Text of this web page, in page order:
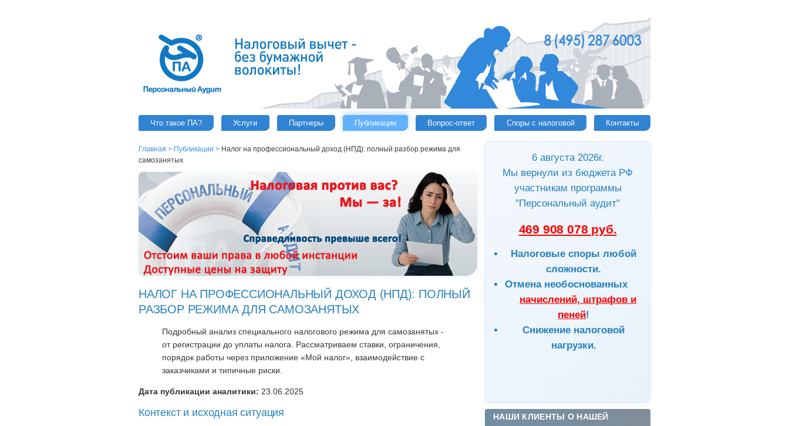
Что такое ПА? Услуги Партнеры Публикации Вопрос-ответ Споры с налоговой Контакты
6 августа 2026г.
Мы вернули из бюджета РФ
участникам программы
"Персональный аудит"
469 908 078 руб.
Налоговые споры любой
сложности.
Отмена необоснованных
начислений, штрафов и
пеней!
Снижение налоговой
нагрузки.
НАШИ КЛИЕНТЫ О НАШЕЙ
Главная > Публикации > Налог на профессиональный доход (НПД): полный разбор режима для
самозанятых
НАЛОГ НА ПРОФЕССИОНАЛЬНЫЙ ДОХОД (НПД): ПОЛНЫЙ
РАЗБОР РЕЖИМА ДЛЯ САМОЗАНЯТЫХ
Подробный анализ специального налогового режима для самозанятых -
от регистрации до уплаты налога. Рассматриваем ставки, ограничения,
порядок работы через приложение «Мой налог», взаимодействие с
заказчиками и типичные риски.
Дата публикации аналитики: 23.06.2025
Контекст и исходная ситуация